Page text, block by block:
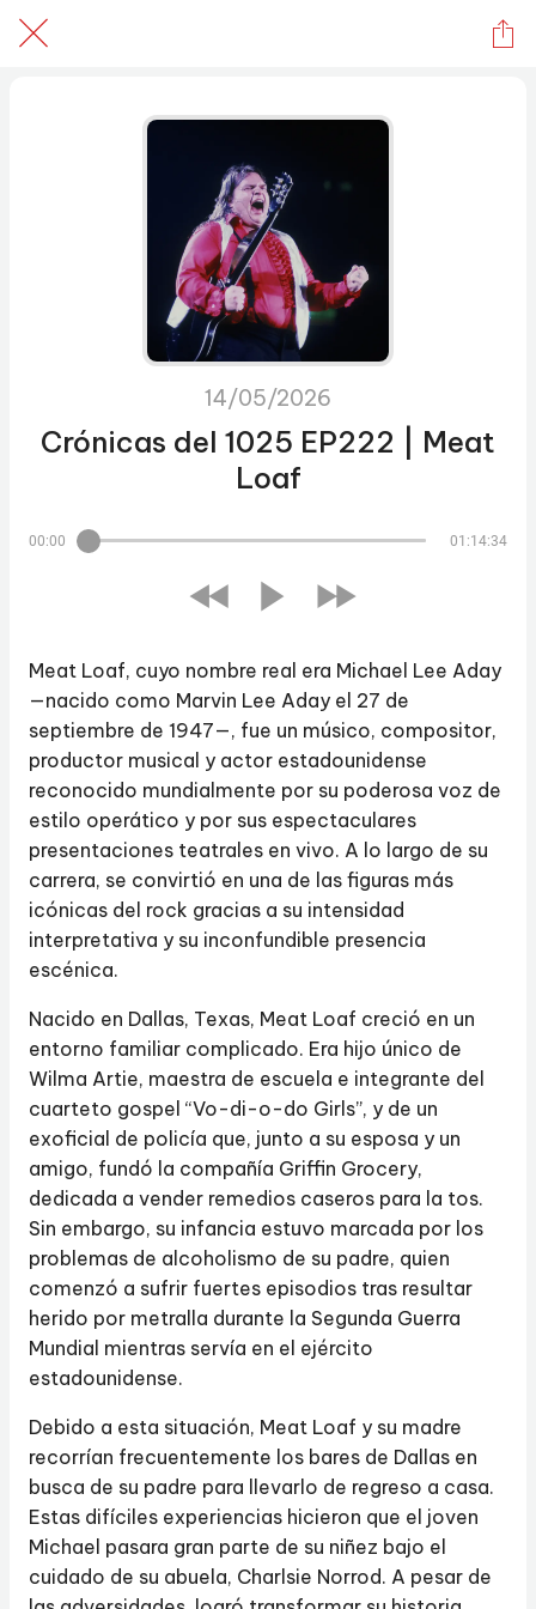
14/05/2026
Crónicas del 1025 EP222 | Meat
Loaf
00:00 01:14:34
Meat Loaf, cuyo nombre real era Michael Lee Aday
—nacido como Marvin Lee Aday el 27 de
septiembre de 1947—, fue un músico, compositor,
productor musical y actor estadounidense
reconocido mundialmente por su poderosa voz de
estilo operático y por sus espectaculares
presentaciones teatrales en vivo. A lo largo de su
carrera, se convirtió en una de las figuras más
icónicas del rock gracias a su intensidad
interpretativa y su inconfundible presencia
escénica.
Nacido en Dallas, Texas, Meat Loaf creció en un
entorno familiar complicado. Era hijo único de
Wilma Artie, maestra de escuela e integrante del
cuarteto gospel “Vo-di-o-do Girls”, y de un
exoficial de policía que, junto a su esposa y un
amigo, fundó la compañía Griffin Grocery,
dedicada a vender remedios caseros para la tos.
Sin embargo, su infancia estuvo marcada por los
problemas de alcoholismo de su padre, quien
comenzó a sufrir fuertes episodios tras resultar
herido por metralla durante la Segunda Guerra
Mundial mientras servía en el ejército
estadounidense.
Debido a esta situación, Meat Loaf y su madre
recorrían frecuentemente los bares de Dallas en
busca de su padre para llevarlo de regreso a casa.
Estas difíciles experiencias hicieron que el joven
Michael pasara gran parte de su niñez bajo el
cuidado de su abuela, Charlsie Norrod. A pesar de